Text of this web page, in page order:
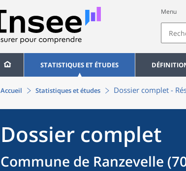
Menu
STATISTIQUES ET ÉTUDES
Accueil Statistiques et études Dossier complet -
Dossier complet
Commune de Ranzevelle